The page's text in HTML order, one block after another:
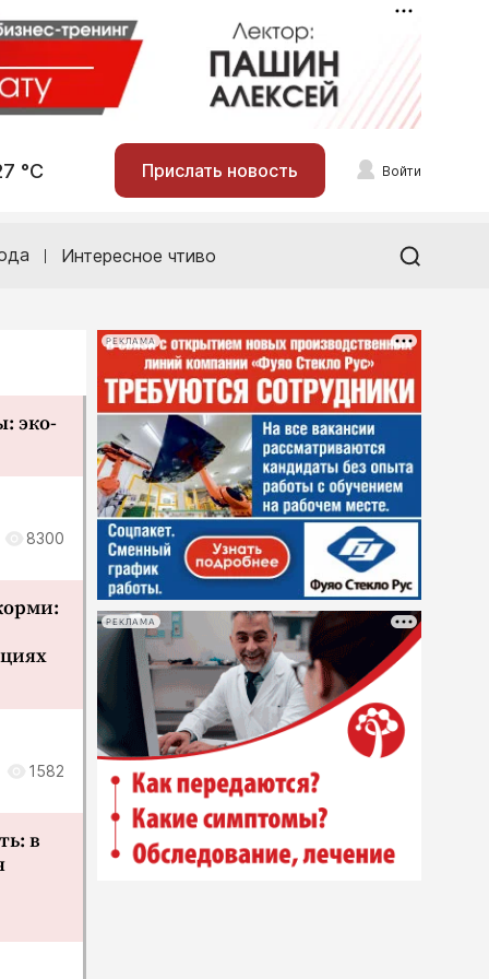
°С Прислать новость Войти
Интересное чтиво
эко-
8300
1582
в
РЕКЛАМА
РЕКЛАМА